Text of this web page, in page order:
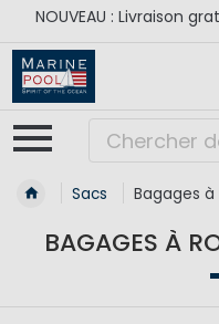
NOUVEAU : Livraison
Sacs Bagages
BAGAGES À